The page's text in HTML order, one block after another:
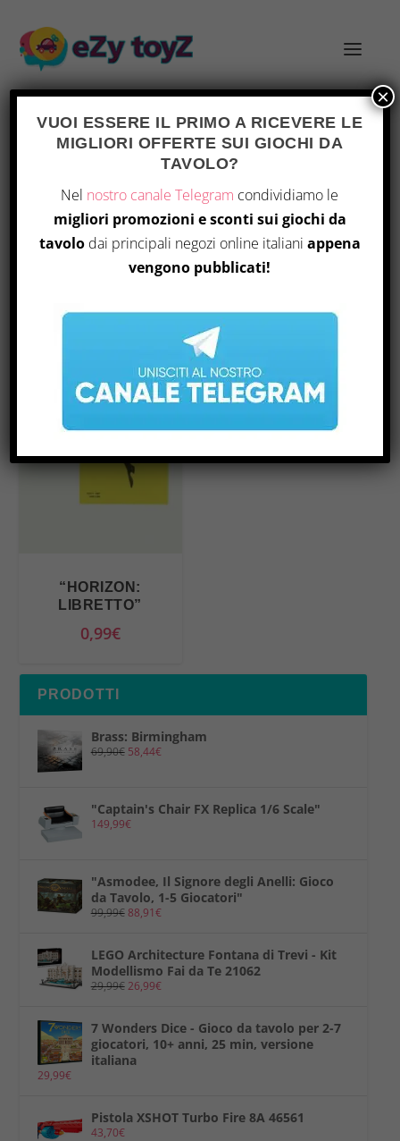
Home/ Prodotto Number Of Pages / 32
Visualizzazione del risultato
“HORIZON:
LIBRETTO”
0,99€
PRODOTTI
Brass: Birmingham
69,90€ 58,44€
"Captain's Chair FX Replica 1/6 Scale"
149,99€
"Asmodee, Il Signore degli Anelli: Gioco
da Tavolo, 1-5 Giocatori"
99,99€88,91€
LEGO Architecture Fontana di Trevi - Kit
Modellismo Fai da Te 21062
29,99€26,99€
7 Wonders Dice - Gioco da tavolo per 2-7
giocatori, 10+ anni, 25 min, versione
italiana
29,99€
Pistola XSHOT Turbo Fire 8A 46561
43,70€
VUOI ESSERE IL PRIMO A RICEVERE LE
MIGLIORI OFFERTE SUI GIOCHI DA
TAVOLO?
Nel nostro canale Telegram condividiamo le
migliori promozioni e sconti sui giochi da
tavolo dai principali negozi online italiani appena
vengono pubblicati!
×